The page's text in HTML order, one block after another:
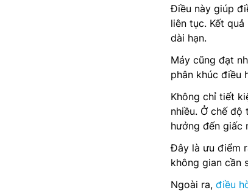
Điều này giúp
liên tục. Kết
dài hạn.
Máy cũng đạt
phân khúc điều
Không chỉ tiết
nhiều. Ở chế độ
hưởng đến giấc
Đây là ưu điểm
không gian cần
Ngoài ra, điều